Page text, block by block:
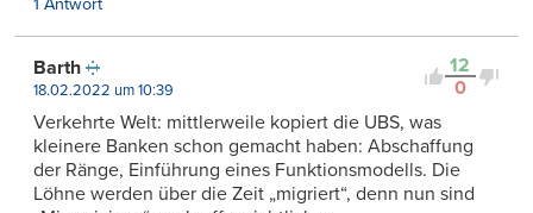
1 Antwort
12
0
Barth
18.02.2022 um 10:39
Verkehrte Welt: mittlerweile kopiert die UBS, was
kleinere Banken schon gemacht haben: Abschaffung
der Ränge, Einführung eines Funktionsmodells. Die
Löhne werden über die Zeit „migriert“, denn nun sind